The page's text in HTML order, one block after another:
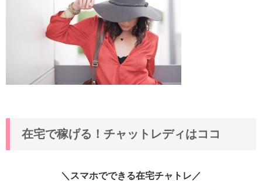
在宅で稼げる！チャットレディはココ
＼スマホでできる在宅チャトレ／